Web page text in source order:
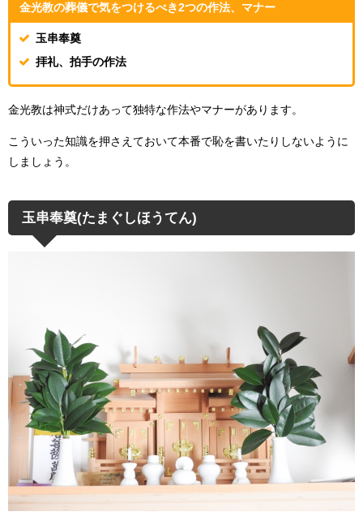
金光教の葬儀で気をつけるべき2つの作法、マナー
玉串奉奠
拝礼、拍手の作法
金光教は神式だけあって独特な作法やマナーがあります。
こういった知識を押さえておいて本番で恥を書いたりしないように
しましょう。
玉串奉奠(たまぐしほうてん)